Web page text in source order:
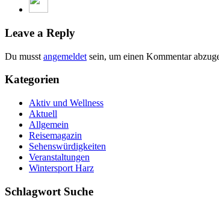
Leave a Reply
Du musst angemeldet sein, um einen Kommentar
Kategorien
Aktiv und Wellness
Aktuell
Allgemein
Reisemagazin
Sehenswürdigkeiten
Veranstaltungen
Wintersport Harz
Schlagwort Suche